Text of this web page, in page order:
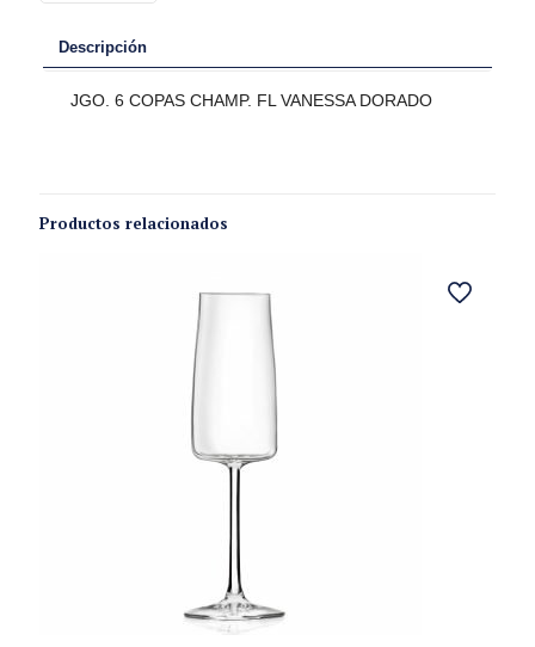
Descripción
JGO. 6 COPAS CHAMP. FL VANESSA DORADO
Productos relacionados